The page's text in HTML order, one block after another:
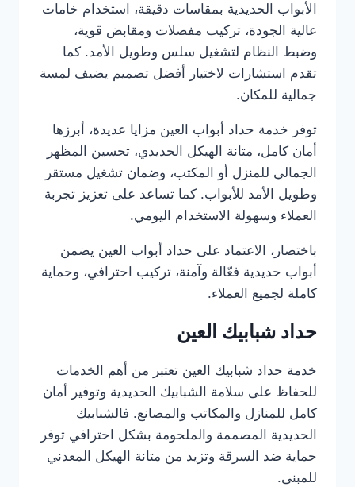
الأبواب الحديدية بمقاسات دقيقة، استخدام خامات
عالية الجودة، تركيب مفصلات ومقابض قوية،
وضبط النظام لتشغيل سلس وطويل الأمد. كما
تقدم استشارات لاختيار أفضل تصميم يضيف لمسة
جمالية للمكان.
توفر خدمة حداد أبواب العين مزايا عديدة، أبرزها
أمان كامل، متانة الهيكل الحديدي، تحسين المظهر
الجمالي للمنزل أو المكتب، وضمان تشغيل مستقر
وطويل الأمد للأبواب. كما تساعد على تعزيز تجربة
العملاء وسهولة الاستخدام اليومي.
باختصار، الاعتماد على حداد أبواب العين يضمن
أبواب حديدية فعّالة وآمنة، تركيب احترافي، وحماية
كاملة لجميع العملاء.
حداد شبابيك العين
خدمة حداد شبابيك العين تعتبر من أهم الخدمات
للحفاظ على سلامة الشبابيك الحديدية وتوفير أمان
كامل للمنازل والمكاتب والمصانع. فالشبابيك
الحديدية المصممة والملحومة بشكل احترافي توفر
حماية ضد السرقة وتزيد من متانة الهيكل المعدني
للمبنى.